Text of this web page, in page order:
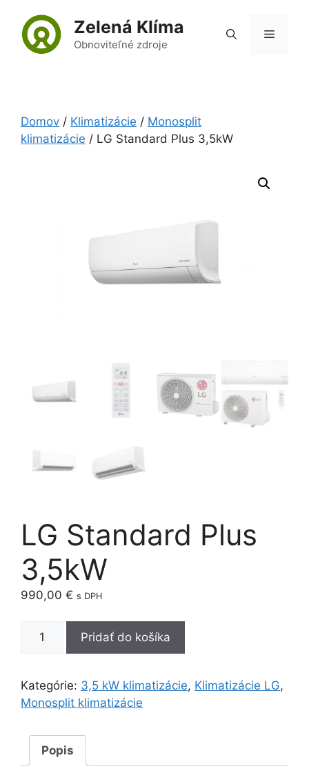
obsah
Zelená Klíma
Obnoviteľné zdroje
Menu
Domov / Klimatizácie / Monosplit
klimatizácie / LG Standard Plus 3,5kW
LG Standard Plus
3,5kW
990,00 € s DPH
množstvo
Plus
3,5kW
Pridať do košíka
Kategórie: 3,5 kW klimatizácie, Klimatizácie LG,
Monosplit klimatizácie
Popis